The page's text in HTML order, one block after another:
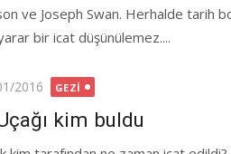
ve Joseph Swan. Herhalde tarih
bir icat düşünülemez....
2016 GEZI
kim buldu